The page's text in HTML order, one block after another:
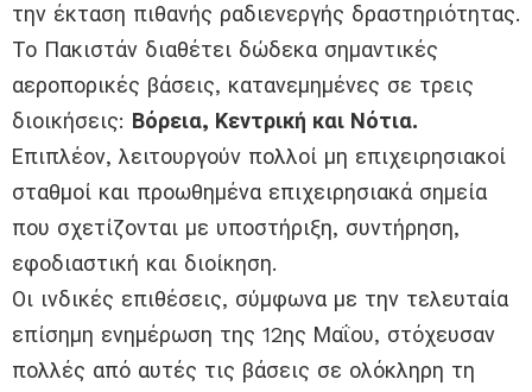
την έκταση πιθανής ραδιενεργής δραστηριότητας.
Το Πακιστάν διαθέτει δώδεκα σημαντικές
αεροπορικές βάσεις, κατανεμημένες σε τρεις
διοικήσεις: Βόρεια, Κεντρική και Νότια.
Επιπλέον, λειτουργούν πολλοί μη επιχειρησιακοί
σταθμοί και προωθημένα επιχειρησιακά σημεία
που σχετίζονται με υποστήριξη, συντήρηση,
εφοδιαστική και διοίκηση.
Οι ινδικές επιθέσεις, σύμφωνα με την τελευταία
επίσημη ενημέρωση της 12ης Μαΐου, στόχευσαν
πολλές από αυτές τις βάσεις σε ολόκληρη τη